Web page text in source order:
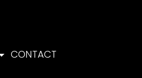
CONTACT